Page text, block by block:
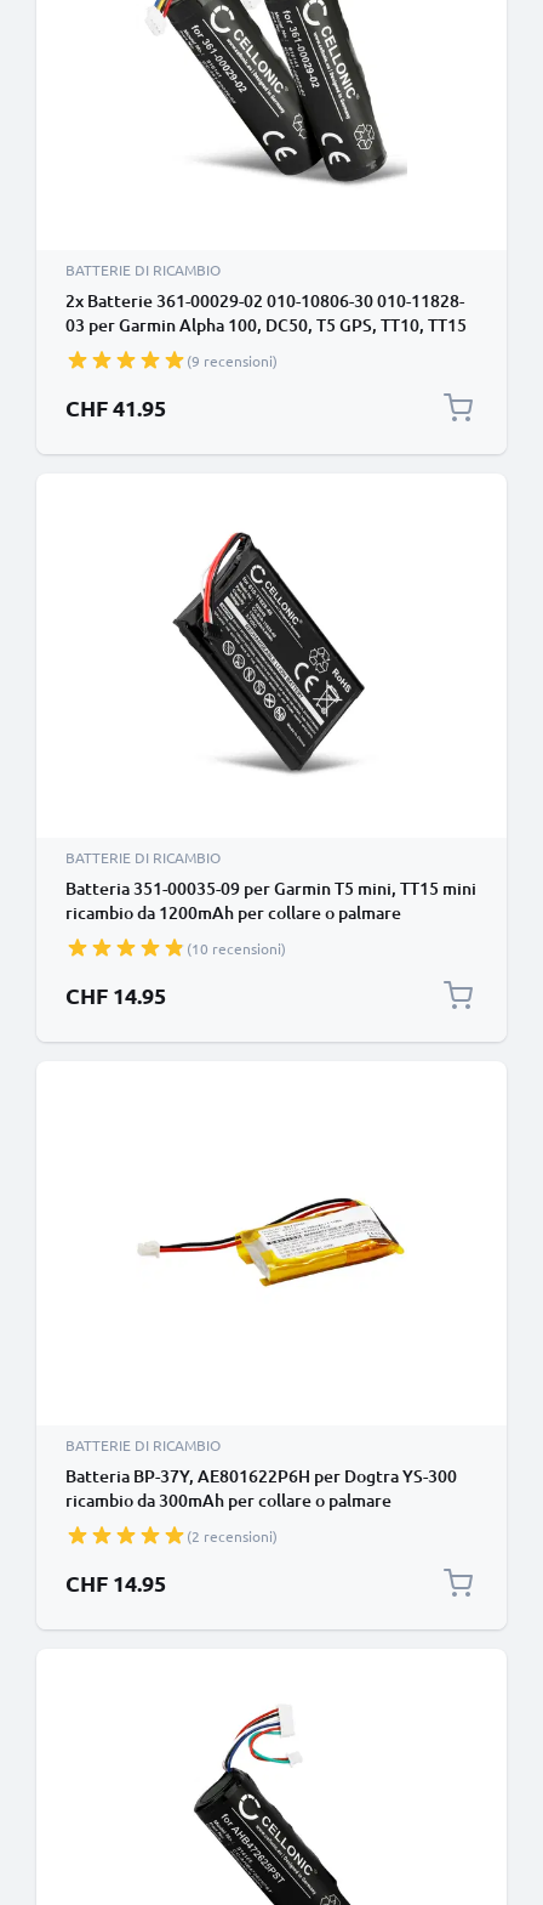
BATTERIE DI RICAMBIO
2x Batterie 361-00029-02 010-10806-30 010-11828-
03 per Garmin Alpha 100, DC50, T5 GPS, TT10, TT15
Affidabile ricambio da 2600mAh per collare Garmin
Alpha 100
(9 recensioni)
CHF 41.95
BATTERIE DI RICAMBIO
Batteria 351-00035-09 per Garmin T5 mini, TT15 mini
ricambio da 1200mAh per collare o palmare
(consultare dimensioni e modello per la giusta
compatibilità)
(10 recensioni)
CHF 14.95
BATTERIE DI RICAMBIO
Batteria BP-37Y, AE801622P6H per Dogtra YS-300
ricambio da 300mAh per collare o palmare
(consultare dimensioni e modello per la giusta
compatibilità)
(2 recensioni)
CHF 14.95